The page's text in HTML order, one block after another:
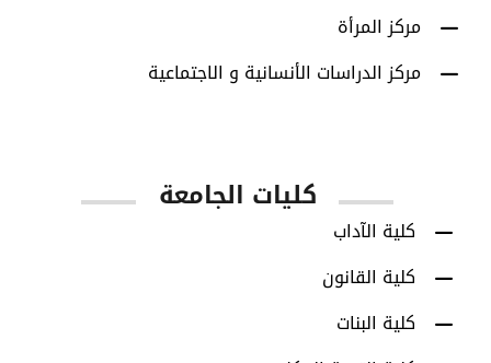
مركز المرأة
مركز الدراسات الأنسانية و الاجتماعية
كليات الجامعة
كلية الآداب
كلية القانون
كلية البنات